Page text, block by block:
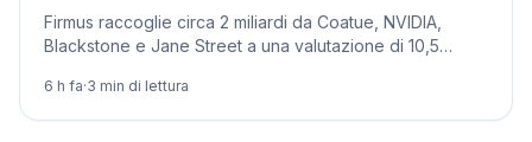
Firmus raccoglie circa 2 miliardi da Coatue, NVIDIA,
Blackstone e Jane Street a una valutazione di 10,5
6 h fa·3 min di lettura